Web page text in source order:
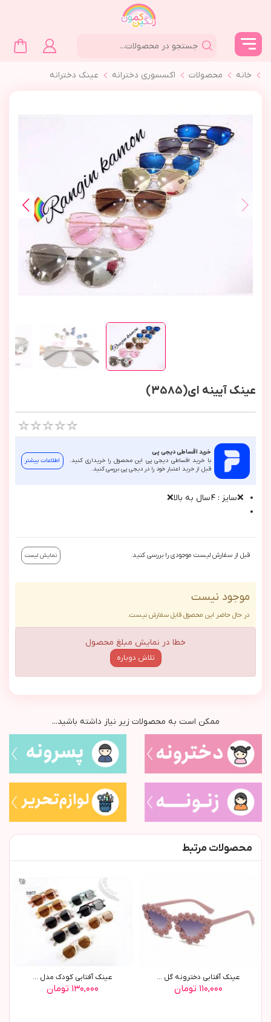
خانه محصولات اکسسوری دخترانه عینک دخترانه
عینک آیینه ای(3585)
خرید اقساطی دیجی پی
با خرید اقساطی دیجی پی این محصول را خریداری کنید.
قبل از خرید اعتبار خود را در دیجی پی بررسی کنید.
اطلاعات بیشتر
❌سايز : ٤سال به بالا❌
قبل از سفارش لیست موجودی را بررسی کنید. نمایش لیست
موجود نیست
در حال حاضر این محصول قابل سفارش نیست.
خطا در نمایش مبلغ محصول
تلاش دوباره
ممکن است به محصولات زیر نیاز داشته باشید...
محصولات مرتبط
عينک آفتابي دخترونه گل ...
۱۱۰,۰۰۰ تومان
عينک آفتابي کودک مدل ...
۱۳۰,۰۰۰ تومان